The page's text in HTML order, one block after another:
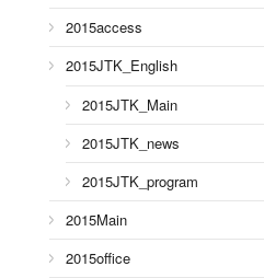
2015access
2015JTK_English
2015JTK_Main
2015JTK_news
2015JTK_program
2015Main
2015office